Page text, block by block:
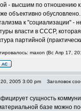
- высшим по отношению
объективно
к "социализации" -
власти в СССР,
партийной
maxon (Вс Апр 17,
2005 3:00 pm Заголовок
сущность
базе можно